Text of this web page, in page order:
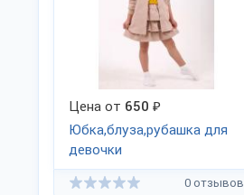
Цена от 650 ₽
Юбка,блуза,рубашка для
девочки
0 отзывов